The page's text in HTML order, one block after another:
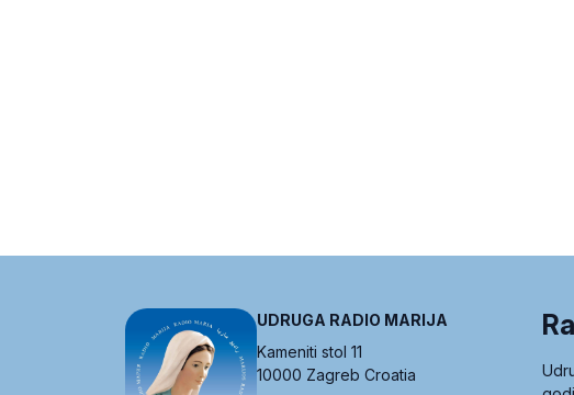
UDRUGA RADIO MARIJA
Kameniti stol 11
10000 Zagreb Croatia